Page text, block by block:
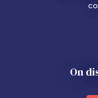
On